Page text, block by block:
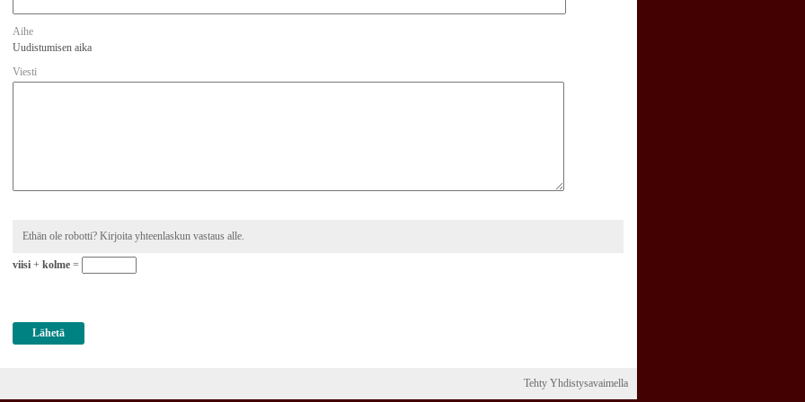
Aihe
Uudistumisen aika
Viesti
Ethän ole robotti? Kirjoita yhteenlaskun vastaus alle.
viisi + kolme =
Tehty Yhdistysavaimella